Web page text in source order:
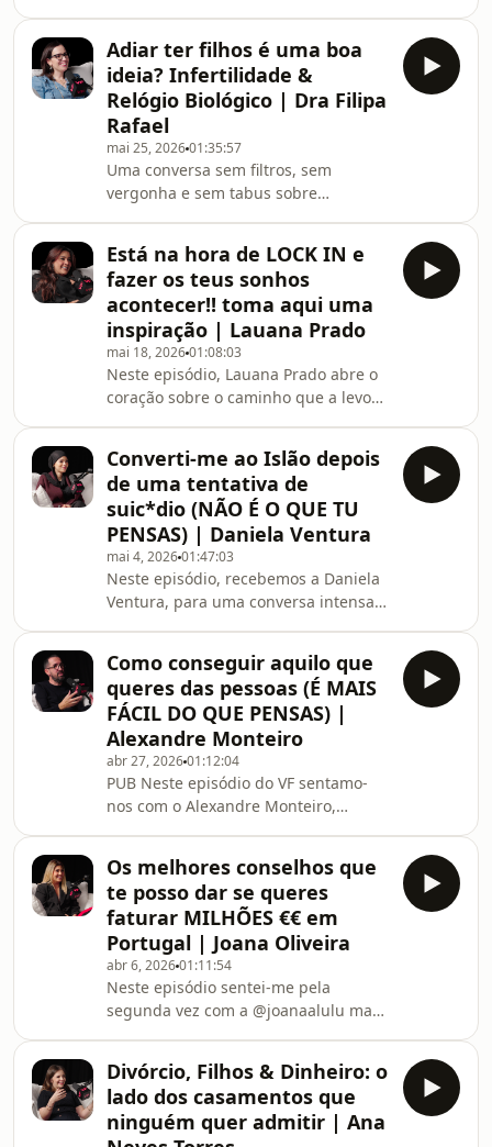
intestino nos tenta dizer todos os dias
e muitas vezes ignoramos!Falámos
sobre obesidade, obstipação, diarreia,
intolerâncias alimentares, probióticos,
alimentação moderna e a ligação
surpreendente entre o intestino, o
cérebro e a saúde mental! Ao longo
do episódio,
Adiar ter filhos é uma boa
ideia? Infertilidade &
Relógio Biológico | Dra Filipa
Rafael
mai 25, 202601:35:57
Uma conversa sem filtros, sem
vergonha e sem tabus sobre
verdadeiramente. 🤍Neste episódio
com a médica especialista em
reprodução Dra Filipa Rafael, falámos
sobre endometriose, infertilidade,
dores menstruais, preservação da
fertilidade, pressão para ter filhos,
relógio biológico, sinais que o corpo
dá e hábitos que podem influenciar
Está na hora de LOCK IN e
fazer os teus sonhos
acontecer!! toma aqui uma
inspiração | Lauana Prado
mai 18, 202601:08:03
Neste episódio, Lauana Prado abre o
coração sobre o caminho que a levou
conversa profundamente inspiradora
sobre sonhos, resiliência e a coragem
de continuar mesmo quando
ninguém à nossa volta acredita em
nós.Ao longo do episódio, Lauana
partilha a história da sua vida, os
desafios que enfrentou para
conseguir viver da música, os err
Converti-me ao Islão depois
de uma tentativa de
suic*dio (NÃO É O QUE TU
PENSAS) | Daniela Ventura
mai 4, 202601:47:03
Neste episódio, recebemos a Daniela
Ventura, para uma conversa intensa e
perda da mãe, relações abusivas,
dependência do álcool e uma
tentativa de suicídio, a Daniela
partilha o seu percurso, incluindo o
momento que descreve como uma
viragem total: a sua conversão ao
Islão.Ao longo do episódio,
exploramos temas como saúde
mental, inc
Como conseguir aquilo que
queres das pessoas (É MAIS
FÁCIL DO QUE PENSAS) |
Alexandre Monteiro
abr 27, 202601:12:04
PUB Neste episódio do VF sentamo-
nos com o Alexandre Monteiro,
do mundo e senta-se hoje connosco
para nos ensinar a tirar melhor
proveito dos nossos relacionamentos
através de técnicas úteis, que vão
mudar a tua forma de olhar para as
pessoas. As pessoas revelem-nos
mais sobre o que verdadeiramente
são e precisam, do que nós pensam
Os melhores conselhos que
te posso dar se queres
faturar MILHÕES €€ em
Portugal | Joana Oliveira
abr 6, 202601:11:54
Neste episódio sentei-me pela
segunda vez com a @joanaalulu mas
uma mega empresária em Portugal, e
com apenas 25 anos já conquistou
mais do que muitos conquistam
Divórcio, Filhos & Dinheiro: o
lado dos casamentos que
ninguém quer admitir | Ana